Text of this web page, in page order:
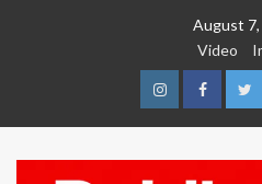
August
Video
Instagram